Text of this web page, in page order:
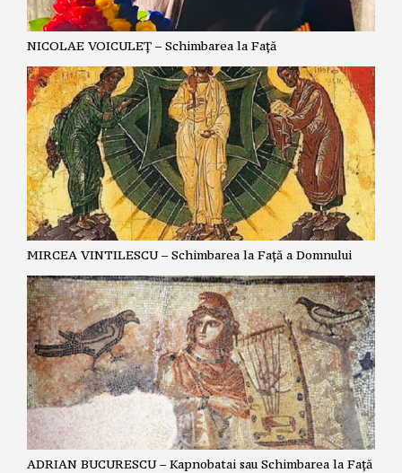
NICOLAE VOICULEȚ – Schimbarea la Față
MIRCEA VINTILESCU – Schimbarea la Față a Domnului
ADRIAN BUCURESCU – Kapnobatai sau Schimbarea la Față